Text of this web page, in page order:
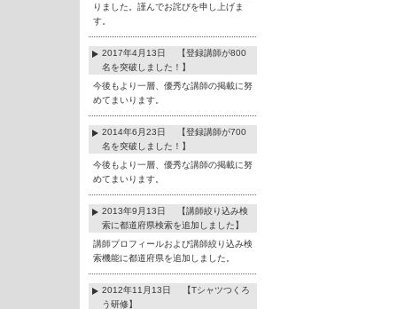
りました。謹んでお詫びを申し上げま
す。
2017年4月13日 【登録講師が800
名を突破しました！】
今後もより一層、優秀な講師の掲載に努
めてまいります。
2014年6月23日 【登録講師が700
名を突破しました！】
今後もより一層、優秀な講師の掲載に努
めてまいります。
2013年9月13日 【講師絞り込み検
索に都道府県検索を追加しました】
講師プロフィールおよび講師絞り込み検
索機能に都道府県を追加しました。
2012年11月13日 【Tシャツつくろ
う研修】